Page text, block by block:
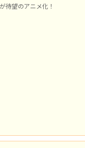
待望のアニメ化！